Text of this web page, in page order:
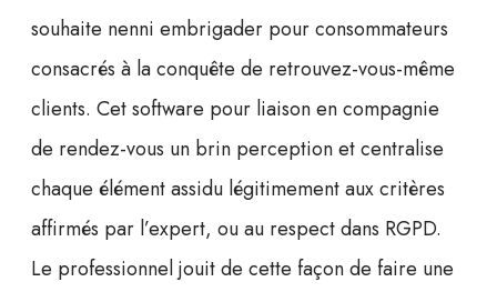
souhaite nenni embrigader pour consommateurs
consacrés à la conquête de retrouvez-vous-même
clients. Cet software pour liaison en compagnie
de rendez-vous un brin perception et centralise
chaque élément assidu légitimement aux critères
affirmés par l’expert, ou au respect dans RGPD.
Le professionnel jouit de cette façon de faire une